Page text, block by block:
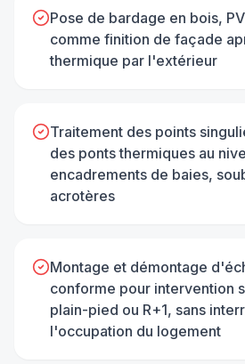
Pose de bardage en bois,
comme finition de façade
thermique par l'extérieur
Traitement des points
des ponts thermiques au
encadrements de baies,
acrotères
Montage et démontage
conforme pour intervention
plain-pied ou R+1, sans
l'occupation du logement